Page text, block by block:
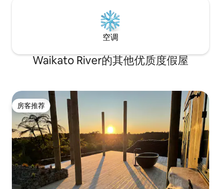
空调
Waikato River的其他优质度假屋
房客推荐
房客推荐